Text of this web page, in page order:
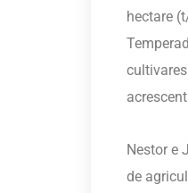
hectare
Nestor e
de